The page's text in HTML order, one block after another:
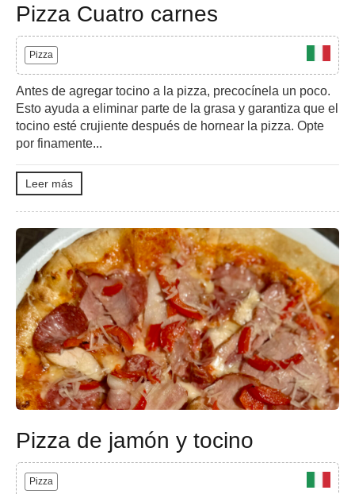
Pizza Cuatro carnes
Pizza
Antes de agregar tocino a la pizza, precocínela un poco.
Esto ayuda a eliminar parte de la grasa y garantiza que el
tocino esté crujiente después de hornear la pizza. Opte
por finamente...
Leer más
Pizza de jamón y tocino
Pizza